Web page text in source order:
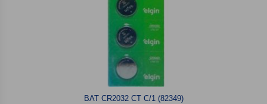
BAT CR2032 CT C/1 (82349)